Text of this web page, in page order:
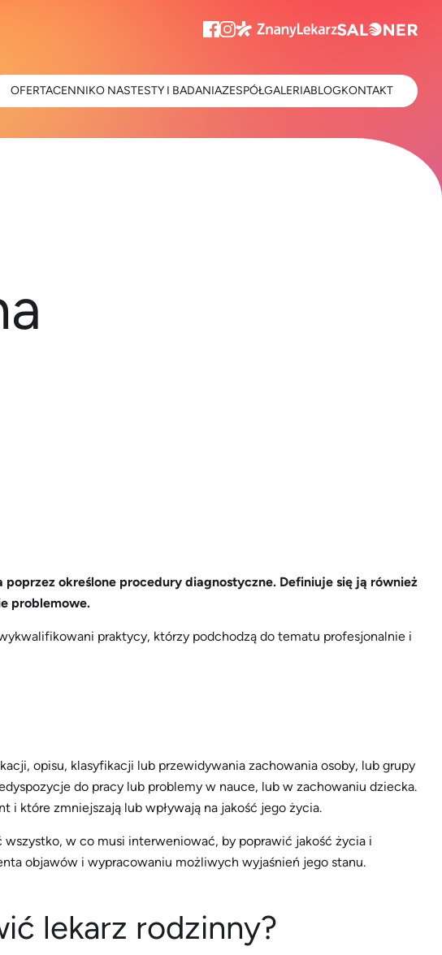
określone procedury diagnostyczne. Definiuje się ją również
problemowe.
praktycy, którzy podchodzą do tematu profesjonalnie i
opisu, klasyfikacji lub przewidywania zachowania osoby, lub grupy
do pracy lub problemy w nauce, lub w zachowaniu dziecka.
które zmniejszają lub wpływają na jakość jego życia.
w co musi interweniować, by poprawić jakość życia i
objawów i wypracowaniu możliwych wyjaśnień jego stanu.
lekarz rodzinny?
OFERTACENNIKO NASTESTY I BADANIAZESPÓŁGALERIABLOGKONTAKT